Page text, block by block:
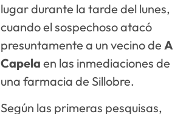
lugar durante la tarde del lunes,
cuando el sospechoso atacó
presuntamente a un vecino de A
Capela en las inmediaciones de
una farmacia de Sillobre.
Según las primeras pesquisas,